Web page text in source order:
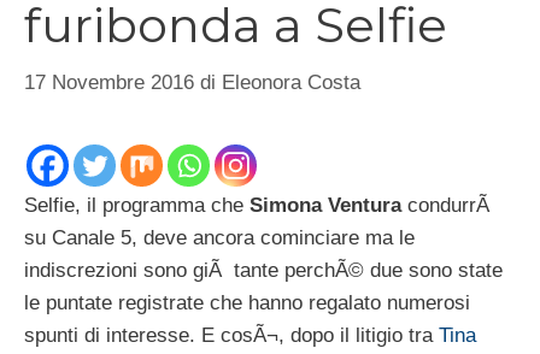
furibonda a Selfie
17 Novembre 2016 di Eleonora Costa
Selfie, il programma che Simona VenturacondurrÃ
su Canale 5, deve ancora cominciare ma le
indiscrezioni sono giÃ tante perchÃ© due sono state
le puntate registrate che hanno regalato numerosi
spunti di interesse. E cosÃ¬, dopo il litigio tra Tina